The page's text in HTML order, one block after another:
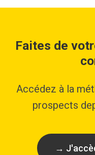
Faites de
Accédez à la
prospects
→